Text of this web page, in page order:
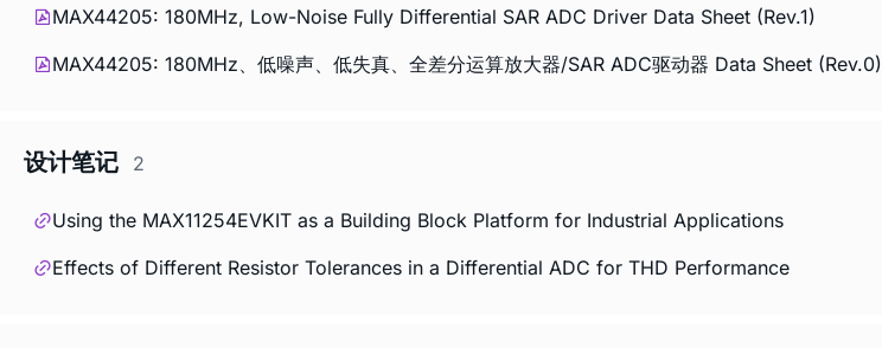
MAX44205: 180MHz, Low-Noise Fully Differential SAR ADC Driver Data Sheet (Rev.1)
MAX44205: 180MHz、低噪声、低失真、全差分运算放大器/SAR ADC驱动器 Data Sheet (Rev.0)
设计笔记 2
Using the MAX11254EVKIT as a Building Block Platform for Industrial Applications
Effects of Different Resistor Tolerances in a Differential ADC for THD Performance